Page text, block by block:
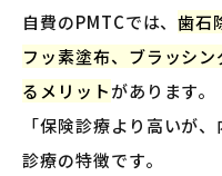
自費のPMTCでは、歯石
フッ素塗布、ブラッシ
るメリットがあります。
「保険診療より高いが
診療の特徴です。